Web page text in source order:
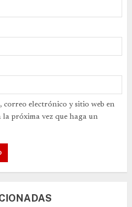
correo electrónico y sitio web en
la próxima vez que haga un